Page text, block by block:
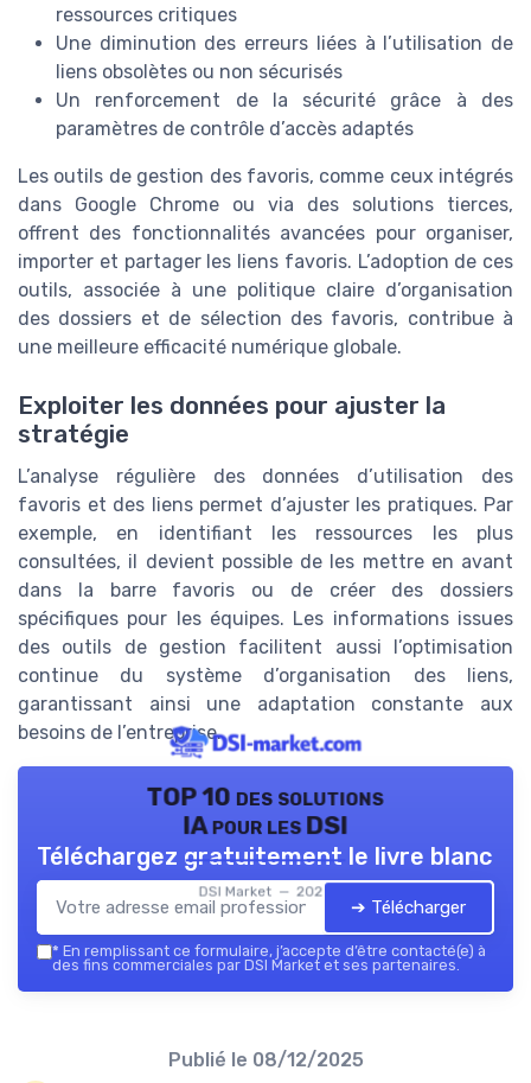
ressources critiques
Une diminution des erreurs liées à l’utilisation de
liens obsolètes ou non sécurisés
Un renforcement de la sécurité grâce à des
paramètres de contrôle d’accès adaptés
Les outils de gestion des favoris, comme ceux intégrés
dans Google Chrome ou via des solutions tierces,
offrent des fonctionnalités avancées pour organiser,
importer et partager les liens favoris. L’adoption de ces
outils, associée à une politique claire d’organisation
des dossiers et de sélection des favoris, contribue à
une meilleure efficacité numérique globale.
Exploiter les données pour ajuster la
stratégie
L’analyse régulière des données d’utilisation des
favoris et des liens permet d’ajuster les pratiques. Par
exemple, en identifiant les ressources les plus
consultées, il devient possible de les mettre en avant
dans la barre favoris ou de créer des dossiers
spécifiques pour les équipes. Les informations issues
des outils de gestion facilitent aussi l’optimisation
continue du système d’organisation des liens,
garantissant ainsi une adaptation constante aux
besoins de l’entreprise.
TOP 10 des solutions
IA pour les DSI
DSI Market — 2026
Téléchargez gratuitement le livre blanc
➔ Télécharger
* En remplissant ce formulaire, j’accepte d’être contacté(e) à
des fins commerciales par DSI Market et ses partenaires.
Publié le 08/12/2025